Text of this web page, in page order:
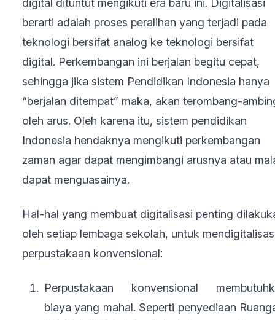
digital dituntut mengikuti era baru ini. Digitalisasi
berarti adalah proses peralihan yang terjadi pada
teknologi bersifat analog ke teknologi bersifat
digital. Perkembangan ini berjalan begitu cepat,
sehingga jika sistem Pendidikan Indonesia hanya
“berjalan ditempat” maka, akan terombang-
oleh arus. Oleh karena itu, sistem pendidikan
Indonesia hendaknya mengikuti perkembangan
zaman agar dapat mengimbangi arusnya atau
dapat menguasainya.
Hal-hal yang membuat digitalisasi penting
oleh setiap lembaga sekolah, untuk
perpustakaan konvensional:
Perpustakaan konvensional
biaya yang mahal. Seperti penyediaan